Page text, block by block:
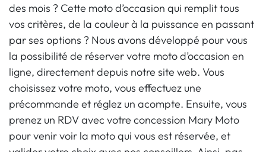
des mois ? Cette moto d’occasion qui remplit tous
vos critères, de la couleur à la puissance en passant
par ses options ? Nous avons développé pour vous
la possibilité de réserver votre moto d’occasion en
ligne, directement depuis notre site web. Vous
choisissez votre moto, vous effectuez une
précommande et réglez un acompte. Ensuite, vous
prenez un RDV avec votre concession Mary Moto
pour venir voir la moto qui vous est réservée, et